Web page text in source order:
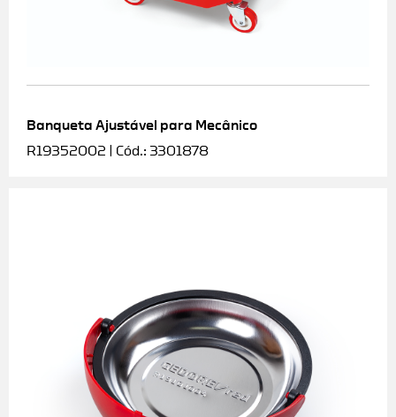
Banqueta Ajustável para Mecânico
R19352002 | Cód.: 3301878